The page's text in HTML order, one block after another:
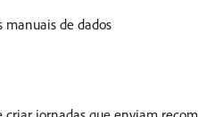
de dados